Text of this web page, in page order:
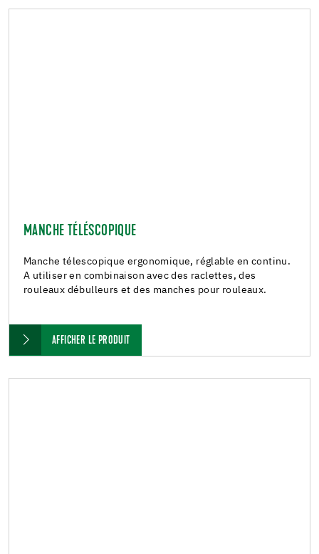
MANCHE TÉLÉSCOPIQUE
Manche télescopique ergonomique, réglable en continu.
A utiliser en combinaison avec des raclettes, des
rouleaux débulleurs et des manches pour rouleaux.
AFFICHER LE PRODUIT